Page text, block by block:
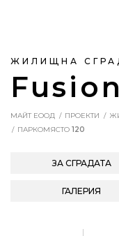
ЖИЛИЩНА
МАЙТ ЕООД ПРОЕКТИ
ПАРКОМЯСТО 120
ЗА СГРАДАТА
ГАЛЕРИЯ